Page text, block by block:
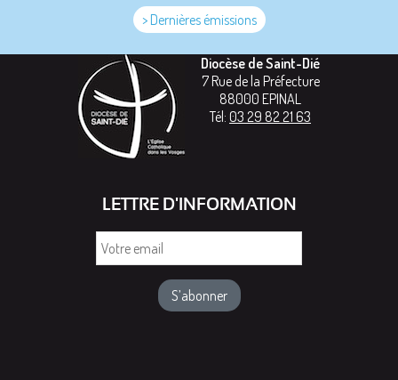
> Dernières émissions
Diocèse de Saint-Dié
7 Rue de la Préfecture
88000 EPINAL
Tél: 03 29 82 21 63
LETTRE D'INFORMATION